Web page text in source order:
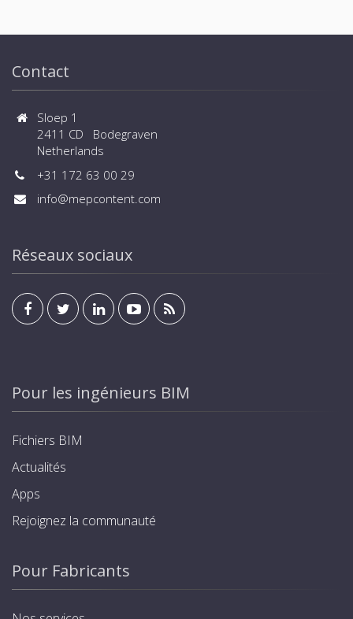
Contact
Sloep 1
2411 CD Bodegraven
Netherlands
+31 172 63 00 29
info@mepcontent.com
Réseaux sociaux
Pour les ingénieurs BIM
Fichiers BIM
Actualités
Apps
Rejoignez la communauté
Pour Fabricants